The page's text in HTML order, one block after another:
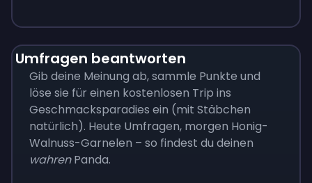
Umfragen beantworten
Gib deine Meinung ab, sammle Punkte und
löse sie für einen kostenlosen Trip ins
Geschmacksparadies ein (mit Stäbchen
natürlich). Heute Umfragen, morgen Honig-
Walnuss-Garnelen – so findest du deinen
wahrenPanda.